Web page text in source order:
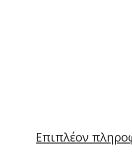
Επιπλέον